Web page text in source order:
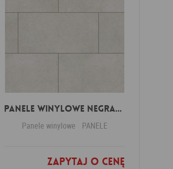
Panele winylowe Negrar off black 57614 Klasa 34 3 mm
Panele winylowe PANELE
Zapytaj o cenę
Dodaj do ulubionych